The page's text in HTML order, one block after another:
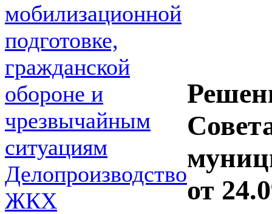
мобилизационной
подготовке,
гражданской
обороне и
чрезвычайным
ситуациям
Делопроизводство
ЖКХ
от